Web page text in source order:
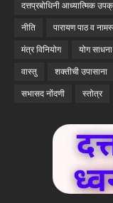
दत्तप्रबोधिनी आध्यात्मिक
नीति पारायण पाठ व
मंत्र विनियोग योग
वास्तु शक्तीची उपासाना
सभासद नोंदणी स्तोत्र